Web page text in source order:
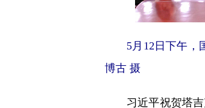
5月12日下午，
博古 摄
习近平祝贺塔吉克